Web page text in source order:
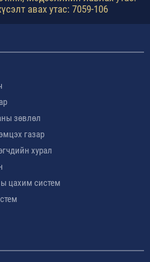
авах утас: 7059-106
зөвлөл
газар
хурал
цахим систем